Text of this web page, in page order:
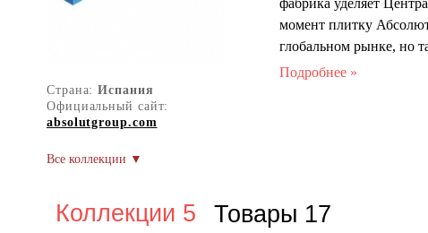
Страна:Испания
Официальный сайт:
absolutgroup.com
фабрика уделяет
момент плитку
глобальном рынке, но
категорий наших
Коллекции 5 Товары 17